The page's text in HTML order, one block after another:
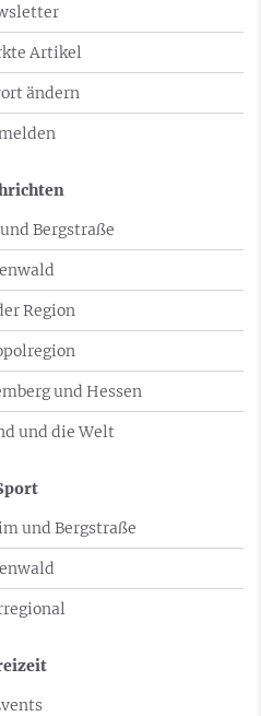
Artikel
ändern
Bergstraße
Region
und Hessen
und die Welt
und Bergstraße